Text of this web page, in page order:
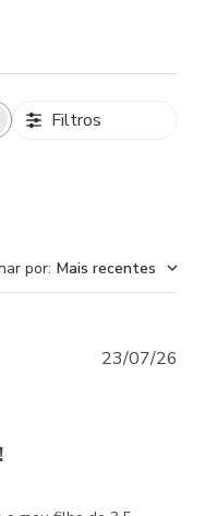
Filtros
por: Mais recentes
23/07/26